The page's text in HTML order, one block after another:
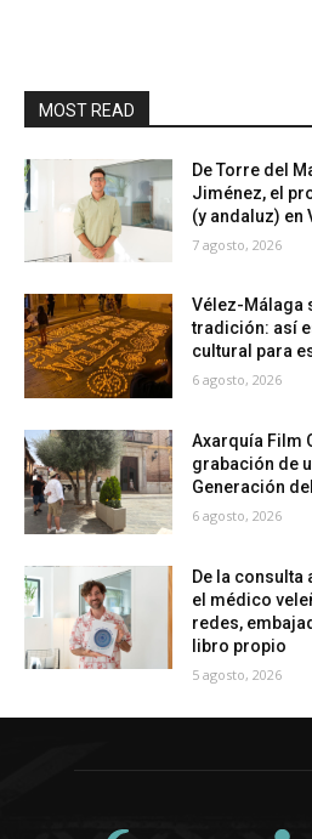
MOST READ
De Torre del
Jiménez, el
(y andaluz) en
7 agosto, 2026
Vélez-Málaga
tradición: así
cultural para
6 agosto, 2026
Axarquía Film
grabación de
Generación
6 agosto, 2026
De la
el médico
redes,
libro propio
5 agosto, 2026